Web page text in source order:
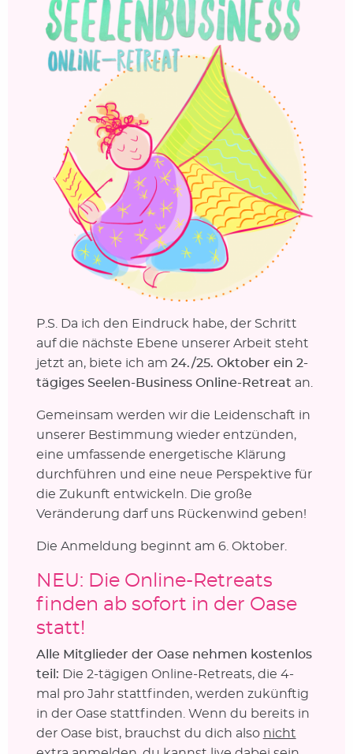
P.S. Da ich den Eindruck habe, der Schritt
auf die nächste Ebene unserer Arbeit steht
jetzt an, biete ich am 24./25. Oktober ein 2-
tägiges Seelen-Business Online-Retreat an.
Gemeinsam werden wir die Leidenschaft in
unserer Bestimmung wieder entzünden,
eine umfassende energetische Klärung
durchführen und eine neue Perspektive für
die Zukunft entwickeln. Die große
Veränderung darf uns Rückenwind geben!
Die Anmeldung beginnt am 6. Oktober.
NEU: Die Online-Retreats
finden ab sofort in der Oase
statt!
Alle Mitglieder der Oase nehmen kostenlos
teil: Die 2-tägigen Online-Retreats, die 4-
mal pro Jahr stattfinden, werden zukünftig
in der Oase stattfinden. Wenn du bereits in
der Oase bist, brauchst du dich also nicht